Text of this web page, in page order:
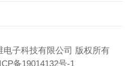
子科技有限公司 版权所有
备19014132号-1